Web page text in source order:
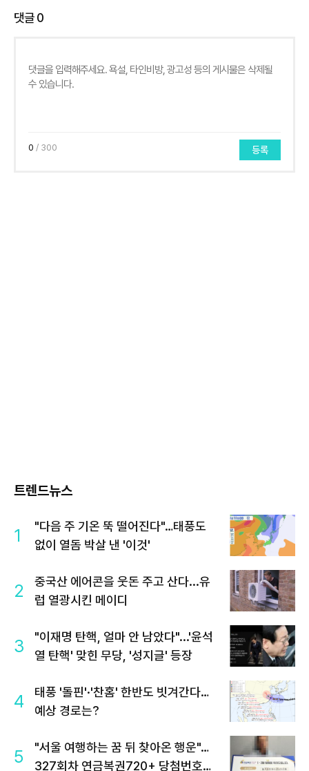
댓글0
0 / 300 등록
트렌드뉴스
1
"다음 주 기온 뚝 떨어진다"…태풍도
없이 열돔 박살 낸 '이것'
2
중국산 에어콘을 웃돈 주고 산다...유
럽 열광시킨 메이디
3
"이재명 탄핵, 얼마 안 남았다"...'윤석
열 탄핵' 맞힌 무당, '성지글' 등장
4
태풍 '돌핀'·'찬홈' 한반도 빗겨간다…
예상 경로는?
5
"서울 여행하는 꿈 뒤 찾아온 행운"…
327회차 연금복권720+ 당첨번호조